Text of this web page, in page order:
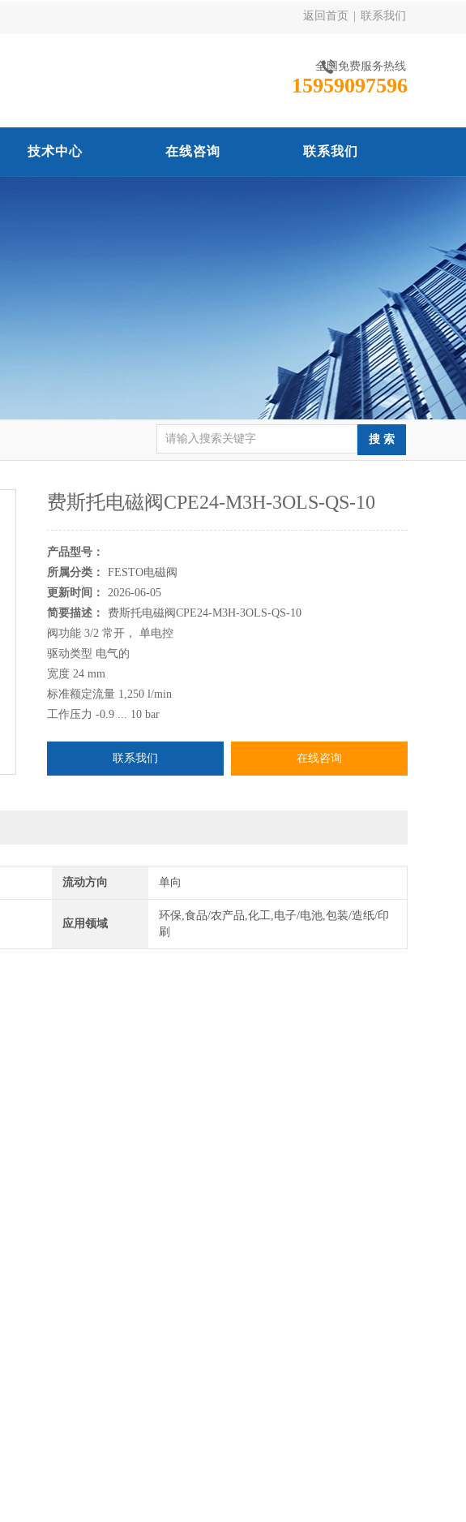
返回首页 联系我们
全国免费服务热线
15959097596
技术中心 在线咨询 联系我们
费斯托电磁阀CPE24-M3H-3OLS-QS-10
产品型号：
所属分类：
FESTO电磁阀
更新时间：
2026-06-05
简要描述：
费斯托电磁阀CPE24-M3H-3OLS-QS-10
阀功能 3/2 常开， 单电控
驱动类型 电气的
宽度 24 mm
标准额定流量 1,250 l/min
工作压力 -0.9 ... 10 bar
复位类型 空气弹簧
防护等级 IP65
联系我们 在线咨询
流动方向 单向
应用领域
环保,食品/农产品,化工,电子/电池,包装/造纸/印
刷